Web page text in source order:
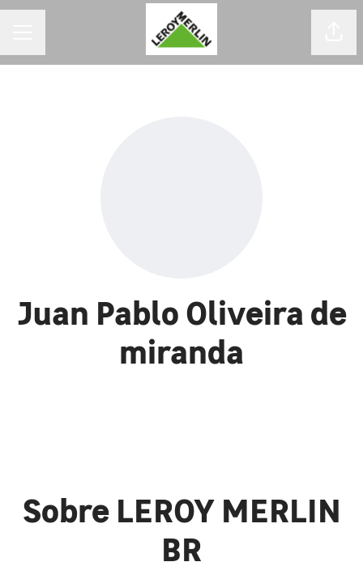
Juan Pablo Oliveira de
miranda
Sobre LEROY MERLIN
BR